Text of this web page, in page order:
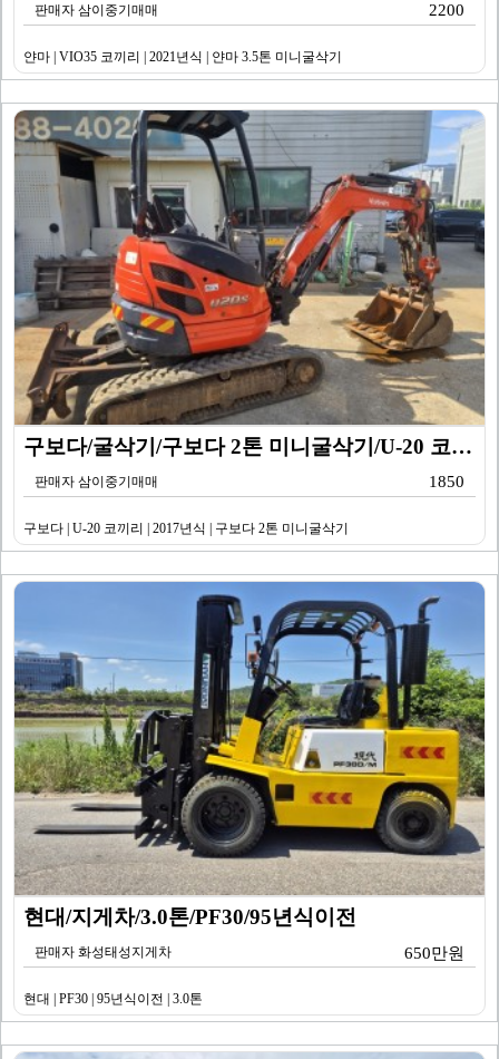
판매자 삼이중기매매 2200
얀마 | VIO35 코끼리 | 2021년식 | 얀마 3.5톤 미니굴삭기
구보다/굴삭기/구보다 2톤 미니굴삭기/U-20 코끼리/…
판매자 삼이중기매매 1850
구보다 | U-20 코끼리 | 2017년식 | 구보다 2톤 미니굴삭기
현대/지게차/3.0톤/PF30/95년식이전
판매자 화성태성지게차 650만원
현대 | PF30 | 95년식이전 | 3.0톤